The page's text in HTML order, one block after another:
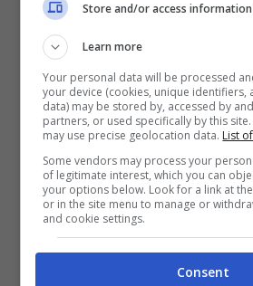
Articoli recentiNapoli tra le Top 10
Mondiali per il
2026: Cultura, Cibo
Trasporti Efficiente
Rendono la Favorita
Italiana
Puentedey: Il Borgo di
Pietra Sospeso sul
Leggendario Ponte
Store and/or access
Learn more
Your personal data will be processed
your device (cookies, unique identifiers,
data) may be stored by, accessed by
partners, or used specifically by this
may use precise geolocation data. List
Some vendors may process your
of legitimate interest, which you can
your options below. Look for a link at
or in the site menu to manage or
and cookie settings.
Consent